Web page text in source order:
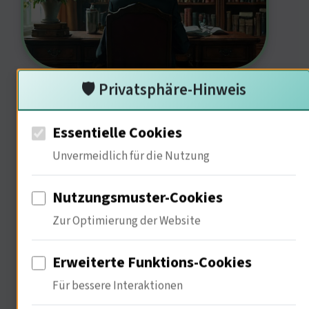
65% der Zuschauer analysieren die
Charaktere auf psychologischer Ebene.
Diese Medien ermöglichen es, das
Unbewusste zu erforschen. Die
Identifikation mit Charakteren kann
therapeutische Effekte haben. Wie
Anime-Industrie, John Maynard Keynes
(Ökonom, 1883-1946)?
🛡️ Privatsphäre-Hinweis
Essentielle Cookies
Unvermeidlich für die Nutzung
Nutzungsmuster-Cookies
Zur Optimierung der Website
Erweiterte Funktions-Cookies
Für bessere Interaktionen